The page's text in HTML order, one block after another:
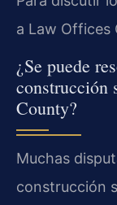
a Law Offices
¿Se puede
construcción
County?
Muchas
construcción